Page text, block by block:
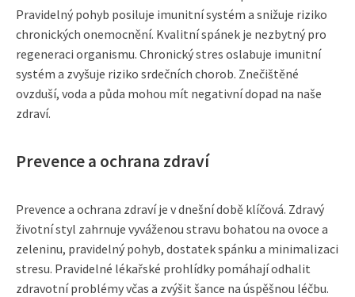
Pravidelný pohyb posiluje imunitní systém a snižuje riziko
chronických onemocnění. Kvalitní spánek je nezbytný pro
regeneraci organismu. Chronický stres oslabuje imunitní
systém a zvyšuje riziko srdečních chorob. Znečištěné
ovzduší, voda a půda mohou mít negativní dopad na naše
zdraví.
Prevence a ochrana zdraví
Prevence a ochrana zdraví je v dnešní době klíčová. Zdravý
životní styl zahrnuje vyváženou stravu bohatou na ovoce a
zeleninu, pravidelný pohyb, dostatek spánku a minimalizaci
stresu. Pravidelné lékařské prohlídky pomáhají odhalit
zdravotní problémy včas a zvýšit šance na úspěšnou léčbu.